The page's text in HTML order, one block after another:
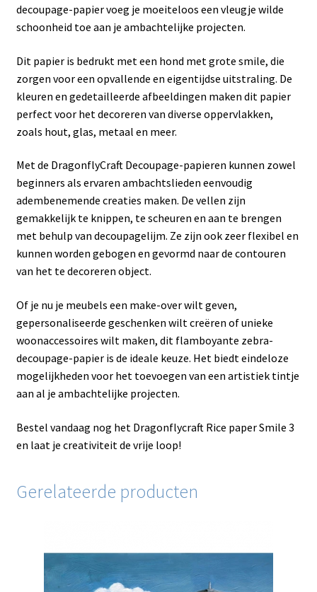
decoupage-papier voeg je moeiteloos een vleugje wilde
schoonheid toe aan je ambachtelijke projecten.
Dit papier is bedrukt met een hond met grote smile, die
zorgen voor een opvallende en eigentijdse uitstraling. De
kleuren en gedetailleerde afbeeldingen maken dit papier
perfect voor het decoreren van diverse oppervlakken,
zoals hout, glas, metaal en meer.
Met de DragonflyCraft Decoupage-papieren kunnen zowel
beginners als ervaren ambachtslieden eenvoudig
adembenemende creaties maken. De vellen zijn
gemakkelijk te knippen, te scheuren en aan te brengen
met behulp van decoupagelijm. Ze zijn ook zeer flexibel en
kunnen worden gebogen en gevormd naar de contouren
van het te decoreren object.
Of je nu je meubels een make-over wilt geven,
gepersonaliseerde geschenken wilt creëren of unieke
woonaccessoires wilt maken, dit flamboyante zebra-
decoupage-papier is de ideale keuze. Het biedt eindeloze
mogelijkheden voor het toevoegen van een artistiek tintje
aan al je ambachtelijke projecten.
Bestel vandaag nog het Dragonflycraft Rice paper Smile 3
en laat je creativiteit de vrije loop!
Gerelateerde producten